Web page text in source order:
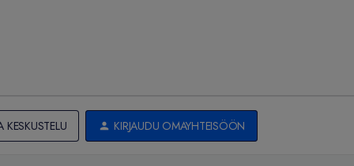
KESKUSTELU KIRJAUDU OMAYHTEISÖÖN